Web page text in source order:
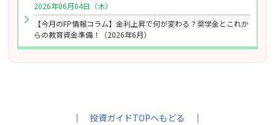
2026年06月04日（木）
【今月のFP情報コラム】金利上昇で何が変わる？奨学金とこれか
らの教育資金準備！（2026年6月）
｜ 投資ガイドTOPへもどる ｜